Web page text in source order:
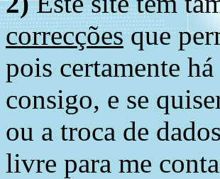
correcções que
pois certamente
consigo, e se
ou a troca de
livre para me